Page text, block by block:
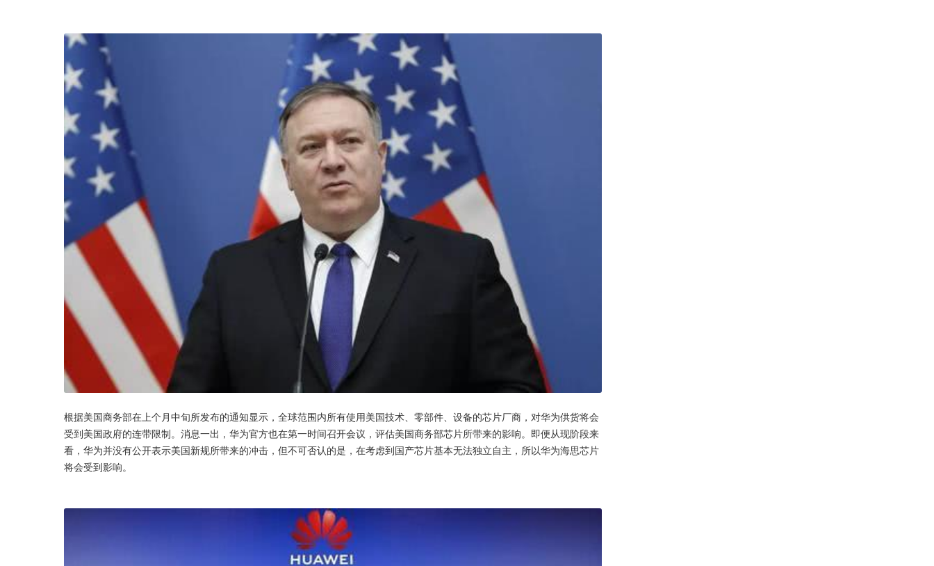
根据美国商务部在上个月中旬所发布的通知显示，全球范围内所有使用美国技术、零部件、设备的芯片厂商，对华为供货将会
受到美国政府的连带限制。消息一出，华为官方也在第一时间召开会议，评估美国商务部芯片所带来的影响。即便从现阶段来
看，华为并没有公开表示美国新规所带来的冲击，但不可否认的是，在考虑到国产芯片基本无法独立自主，所以华为海思芯片
将会受到影响。